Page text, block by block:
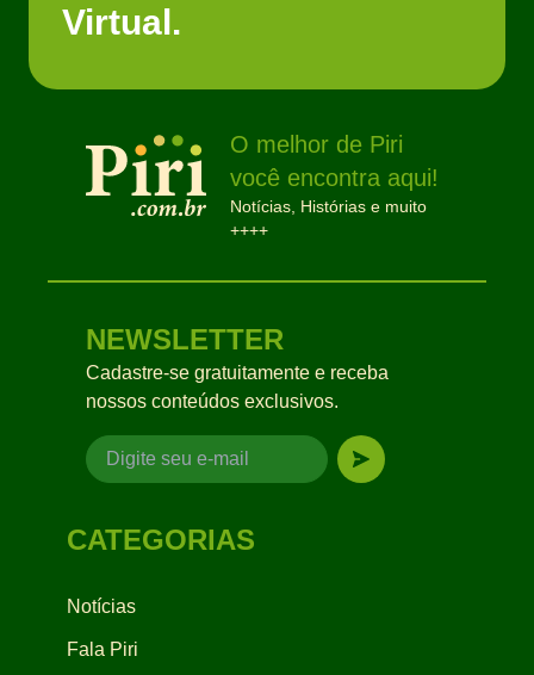
Virtual.
O melhor de Piri
você encontra aqui!
Notícias, Histórias e muito
++++
NEWSLETTER
Cadastre-se gratuitamente e receba
nossos conteúdos exclusivos.
CATEGORIAS
Notícias
Fala Piri